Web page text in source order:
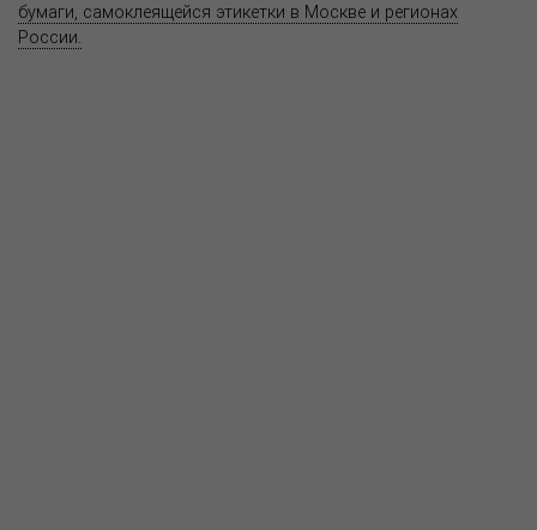
бумаги, самоклеящейся этикетки в Москве и регионах
России.